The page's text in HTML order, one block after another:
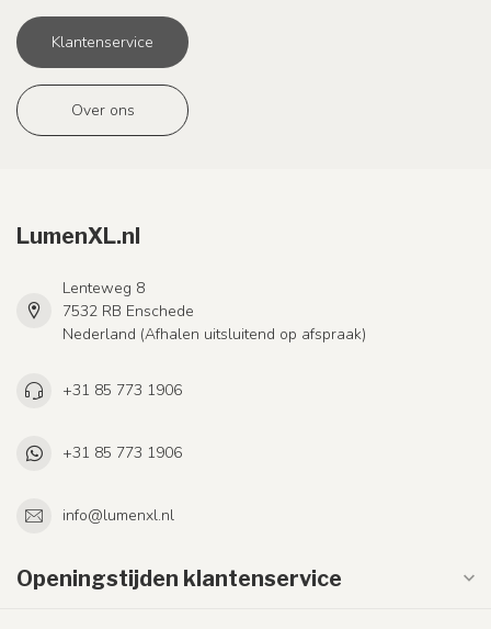
Klantenservice
Over ons
LumenXL.nl
Lenteweg 8
7532 RB Enschede
Nederland (Afhalen uitsluitend op afspraak)
+31 85 773 1906
+31 85 773 1906
info@lumenxl.nl
Openingstijden klantenservice